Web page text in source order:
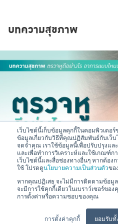
เว็บไซต์นี้เก็บข้อมูลคุกกี้ในคอมพิวเตอ
ข้อมูลเกี่ยวกับวิธีที่คุณปฏิสัมพันธ์กับเว็บ
จดจำคุณ เราใช้ข้อมูลนี้เพื่อปรับปรุงแล
และเพื่อทำการวิเคราะห์และใช้เกณฑ์ก
เว็บไซต์นี้และสื่อช่องทางอื่นๆ หากต้อง
ใช้ โปรดดูนโยบายความเป็นส่วนตัวขอ
หากคุณปฏิเสธ จะไม่มีการติดตามข้อมู
จะมีการใช้คุกกี้เดียวในเบราว์เซอร์ขอ
การตั้งค่าหรือความชอบของคุณ
การตั้งค่าคุกกี้ ยอมรับ
บทความสุขภาพ
2023-11-30
ตรวจหูดีอย่างไร อาการแบบไหนบ้า
สอบถามข้